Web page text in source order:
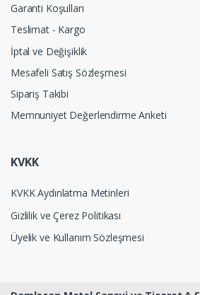
Garanti Koşulları
Teslimat - Kargo
İptal ve Değişiklik
Mesafeli Satış Sözleşmesi
Sipariş Takibi
Memnuniyet Değerlendirme Anketi
KVKK
KVKK Aydınlatma Metinleri
Gizlilik ve Çerez Politikası
Üyelik ve Kullanım Sözleşmesi